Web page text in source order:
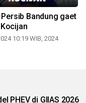
Bandung gaet
10:19 WIB, 2024
PHEV di GIIAS 2026